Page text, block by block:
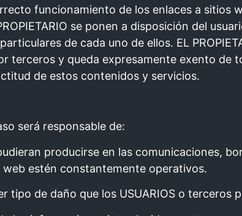
funcionamiento de los enlaces a
se ponen a disposición del
de cada uno de ellos. EL
terceros y queda expresamente exento de
de estos contenidos y servicios.
será responsable de:
producirse en las comunicaciones,
estén constantemente operativos.
tipo de daño que los USUARIOS o terceros